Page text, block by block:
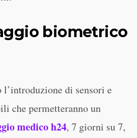
biometrico
l’introduzione di sensori e
che permetteranno un
medico h24, 7 giorni su 7,